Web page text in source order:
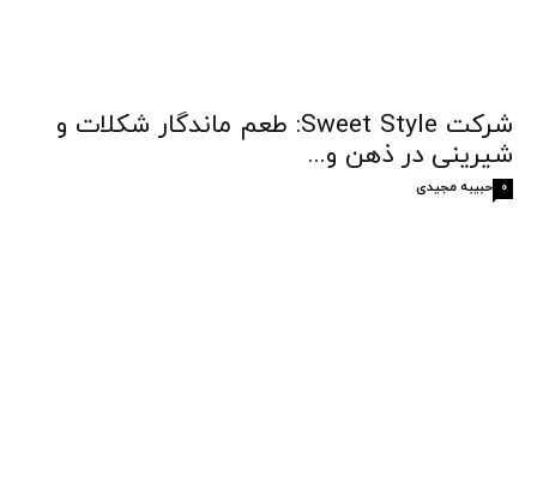
شرکت Sweet Style: طعم ماندگار شکلات و
شیرینی در ذهن و...
حبیبه مجیدی 0